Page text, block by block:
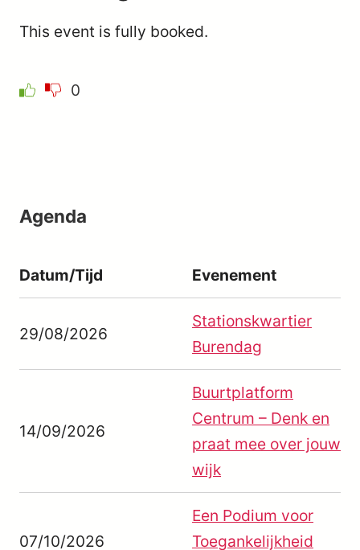
This event is fully booked.
0
Agenda
Datum/Tijd Evenement
29/08/2026
Stationskwartier
Burendag
14/09/2026
Buurtplatform
Centrum – Denk en
praat mee over jouw
wijk
07/10/2026
Een Podium voor
Toegankelijkheid